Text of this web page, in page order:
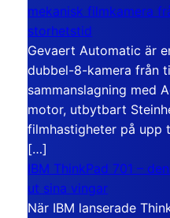
mekanisk filmkamera
storhetstid
Gevaert Automatic är
dubbel-8-kamera från
sammanslagning med
motor, utbytbart
filmhastigheter på upp
[…]
IBM ThinkPad 701 –
ut sina vingar
När IBM lanserade